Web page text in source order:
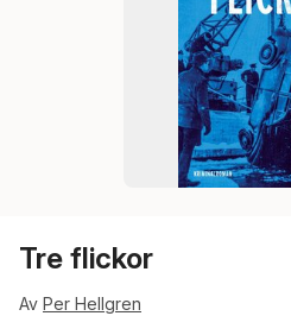
Tre flickor
Av Per Hellgren